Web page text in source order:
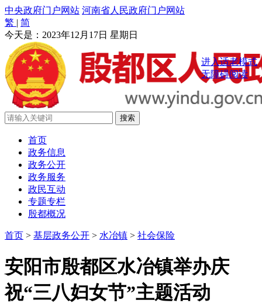
中央政府门户网站 河南省人民政府门户网站
繁 | 简
今天是： 2023年12月17日 星期日
进入适老模式
无障碍阅读
首页
政务信息
政务公开
政务服务
政民互动
专题专栏
殷都概况
首页 > 基层政务公开 > 水冶镇 > 社会保险
安阳市殷都区水冶镇举办庆
祝“三八妇女节”主题活动